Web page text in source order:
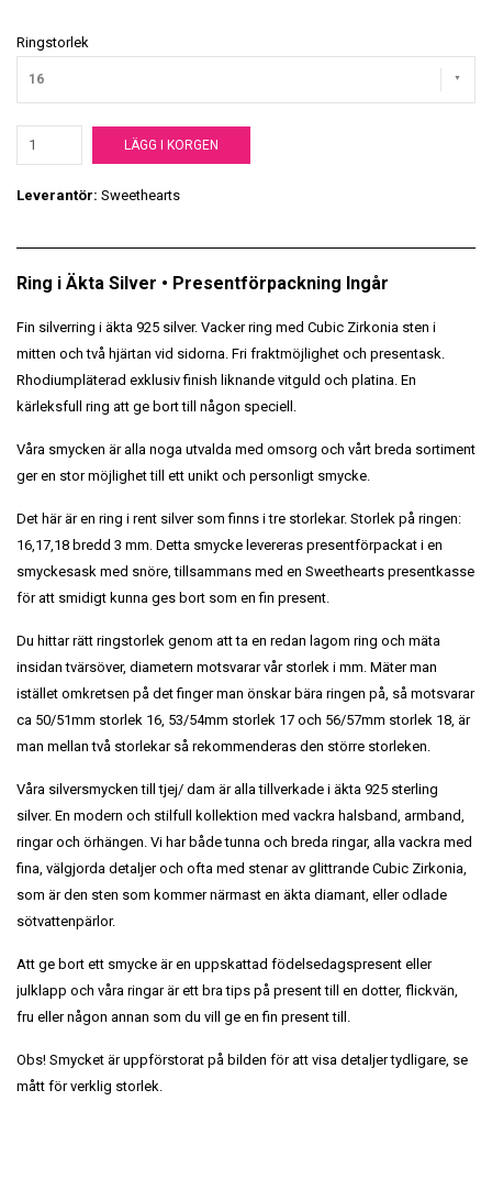
Ringstorlek
16
LÄGG I KORGEN
Leverantör: Sweethearts
Ring i Äkta Silver • Presentförpackning Ingår
Fin silverring i äkta 925 silver. Vacker ring med Cubic Zirkonia sten i
mitten och två hjärtan vid sidorna. Fri fraktmöjlighet och presentask.
Rhodiumpläterad exklusiv finish liknande vitguld och platina. En
kärleksfull ring att ge bort till någon speciell.
Våra smycken är alla noga utvalda med omsorg och vårt breda sortiment
ger en stor möjlighet till ett unikt och personligt smycke.
Det här är en ring i rent silver som finns i tre storlekar. Storlek på ringen:
16,17,18 bredd 3 mm. Detta smycke levereras presentförpackat i en
smyckesask med snöre, tillsammans med en Sweethearts presentkasse
för att smidigt kunna ges bort som en fin present.
Du hittar rätt ringstorlek genom att ta en redan lagom ring och mäta
insidan tvärsöver, diametern motsvarar vår storlek i mm. Mäter man
istället omkretsen på det finger man önskar bära ringen på, så motsvarar
ca 50/51mm storlek 16, 53/54mm storlek 17 och 56/57mm storlek 18, är
man mellan två storlekar så rekommenderas den större storleken.
Våra silversmycken till tjej/ dam är alla tillverkade i äkta 925 sterling
silver. En modern och stilfull kollektion med vackra halsband, armband,
ringar och örhängen. Vi har både tunna och breda ringar, alla vackra med
fina, välgjorda detaljer och ofta med stenar av glittrande Cubic Zirkonia,
som är den sten som kommer närmast en äkta diamant, eller odlade
sötvattenpärlor.
Att ge bort ett smycke är en uppskattad födelsedagspresent eller
julklapp och våra ringar är ett bra tips på present till en dotter, flickvän,
fru eller någon annan som du vill ge en fin present till.
Obs! Smycket är uppförstorat på bilden för att visa detaljer tydligare, se
mått för verklig storlek.